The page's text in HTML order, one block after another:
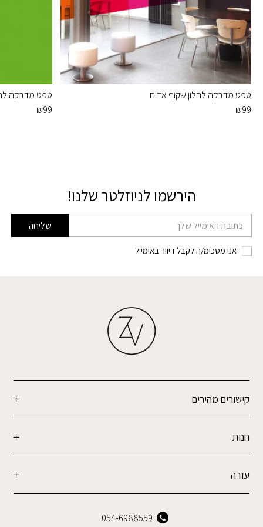
טפט מדבקה לחלון שקוף אדום
₪99
טפט מדבקה
₪99
הירשמו לניוזלטר שלנו!
דוא׳׳ל שליחה
אני מסכימ/ה לקבל דיוור באימייל
קישורים מהירים
חנות
עזרה
054-6988559